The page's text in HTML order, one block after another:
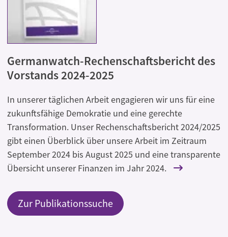
Germanwatch-Rechenschaftsbericht des
Vorstands 2024-2025
In unserer täglichen Arbeit engagieren wir uns für eine
zukunftsfähige Demokratie und eine gerechte
Transformation. Unser Rechenschaftsbericht 2024/2025
gibt einen Überblick über unsere Arbeit im Zeitraum
September 2024 bis August 2025 und eine transparente
Übersicht unserer Finanzen im Jahr 2024.
Zur Publikationssuche